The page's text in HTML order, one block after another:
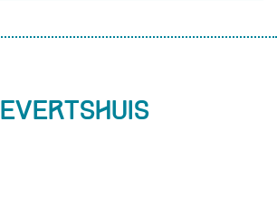
eVERTSHUIS